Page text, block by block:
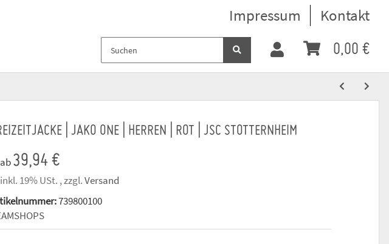
Impressum Kontakt
0,00 €
| JAKO ONE | HERREN | ROT | JSC STOTTERNHEIM
ab39,94 €
inkl. 19% USt. , zzgl.Versand
739800100